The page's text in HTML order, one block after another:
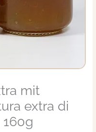
mit
extra di